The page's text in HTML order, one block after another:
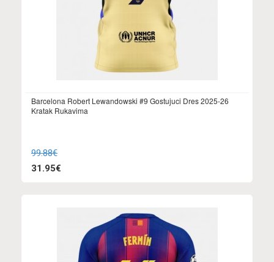
Barcelona Robert Lewandowski #9 Gostujuci Dres 2025-26
Kratak Rukavima
99.88€
31.95€